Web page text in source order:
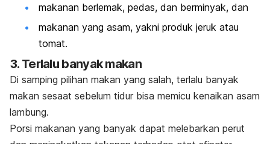
makanan berlemak, pedas, dan berminyak, dan
makanan yang asam, yakni produk jeruk atau
tomat.
3. Terlalu banyak makan
Di samping pilihan makan yang salah, terlalu banyak
makan sesaat sebelum tidur bisa memicu kenaikan asam
lambung.
Porsi makanan yang banyak dapat melebarkan perut